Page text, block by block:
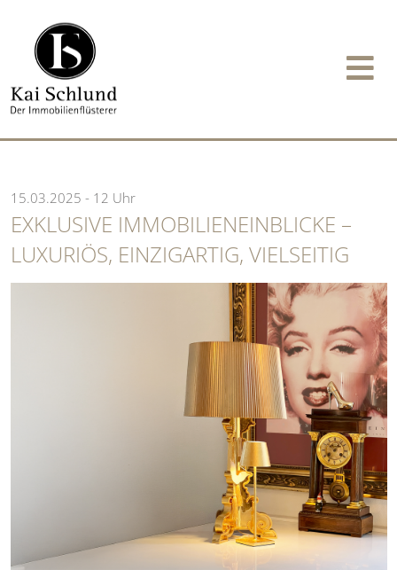
15.03.2025 - 12 Uhr
EXKLUSIVE IMMOBILIENEINBLICKE –
LUXURIÖS, EINZIGARTIG, VIELSEITIG